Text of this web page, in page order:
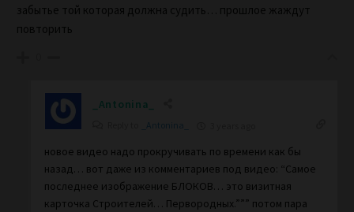
забытье той которая должна судить… прошлое жаждут
повторить
_Antonina_
_Antonina_
новое видео надо прокручивать по времени как бы
назад… вот даже из комментариев под видео: “Самое
последнее изображение БЛОКОВ… это визитная
карточка Строителей… Первородных.””” потом пара